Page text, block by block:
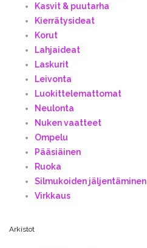
Kasvit & puutarha
Kierrätysideat
Korut
Lahjaideat
Laskurit
Leivonta
Luokittelemattomat
Neulonta
Nuken vaatteet
Ompelu
Pääsiäinen
Ruoka
Silmukoiden jäljentäminen
Virkkaus
Arkistot